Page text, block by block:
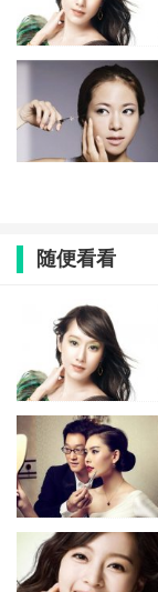
随便看看